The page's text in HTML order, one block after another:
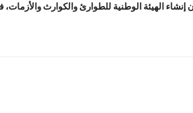
إنشاء الهيئة الوطنية للطوارئ والكوارث